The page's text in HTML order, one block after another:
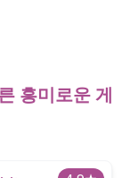
흥미로운 게